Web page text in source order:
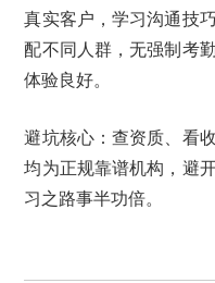
真实客户，学习沟通技
配不同人群，无强制考
体验良好。
避坑核心：查资质、看
均为正规靠谱机构，避
习之路事半功倍。